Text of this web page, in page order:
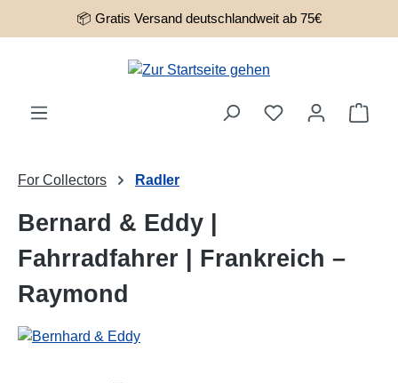
Zum Hauptinhalt springen
📦 Gratis Versand deutschlandweit ab 75€
For Collectors Radler
Bernard & Eddy |
Fahrradfahrer | Frankreich –
Raymond